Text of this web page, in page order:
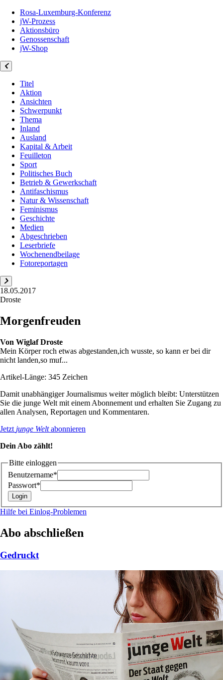
Rosa-Luxemburg-Konferenz
jW-Prozess
Aktionsbüro
Genossenschaft
jW-Shop
Titel
Aktion
Ansichten
Schwerpunkt
Thema
Inland
Ausland
Kapital & Arbeit
Feuilleton
Sport
Politisches Buch
Betrieb & Gewerkschaft
Antifaschismus
Natur & Wissenschaft
Feminismus
Geschichte
Medien
Abgeschrieben
Leserbriefe
Wochenendbeilage
Fotoreportagen
18.05.2017
Droste
Morgenfreuden
Von Wiglaf Droste
Mein Körper roch etwas abgestanden,ich wusste, so kann er bei dir
nicht landen,so muf...
Artikel-Länge: 345 Zeichen
Damit unabhängiger Journalismus weiter möglich bleibt: Unterstützen
Sie die junge Welt mit einem Abonnement und erhalten Sie Zugang zu
allen Analysen, Reportagen und Kommentaren.
Jetzt junge Weltabonnieren
Dein Abo zählt!
Bitte einloggen
Benutzername*
Passwort*
Hilfe bei Einlog-Problemen
Abo abschließen
Gedruckt